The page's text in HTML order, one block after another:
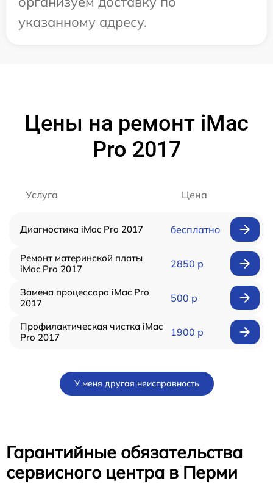
указанному адресу.
Цены на ремонт iMac
Pro 2017
Услуга Цена
Диагностика iMac Pro 2017 бесплатно
Ремонт материнской платы
iMac Pro 2017
2850 р
Замена процессора iMac Pro
2017
500 р
Профилактическая чистка iMac
Pro 2017
1900 р
У меня другая неисправность
Гарантийные обязательства
сервисного центра в Перми